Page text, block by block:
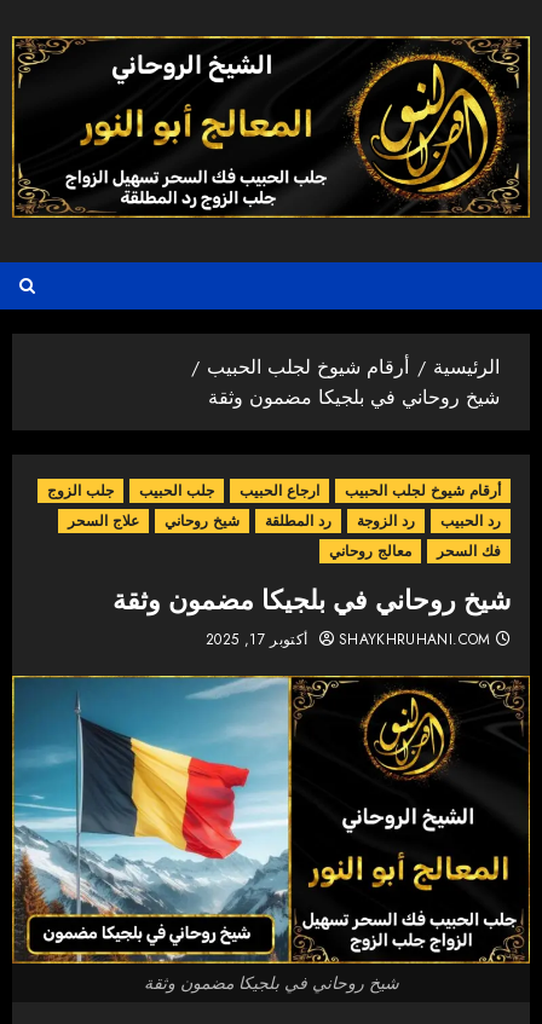
إلى
المحتوى
الرئيسية
أرقام شيوخ لجلب الحبيب
شيخ روحاني في بلجيكا مضمون وثقة
أرقام شيوخ لجلب الحبيب ارجاع الحبيب جلب الحبيب
جلب الزوج
رد الحبيب
رد الزوجة رد المطلقة شيخ روحاني
علاج السحر
فك السحر
معالج روحاني
شيخ روحاني في بلجيكا مضمون وثقة
SHAYKHRUHANI.COM أكتوبر 17, 2025
شيخ روحاني في بلجيكا مضمون وثقة